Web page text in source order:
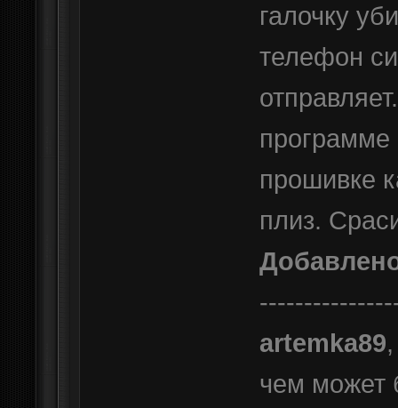
галочку
телефон
прошивке
плиз.
artemka89
чем может